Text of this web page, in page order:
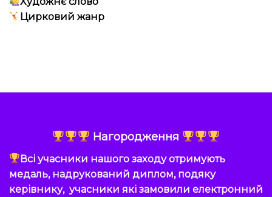
Цирковий жанр
Нагородження
Всі учасники нашого заходу отримують
медаль, надрукований диплом, подяку
керівнику, учасники які замовили електронний